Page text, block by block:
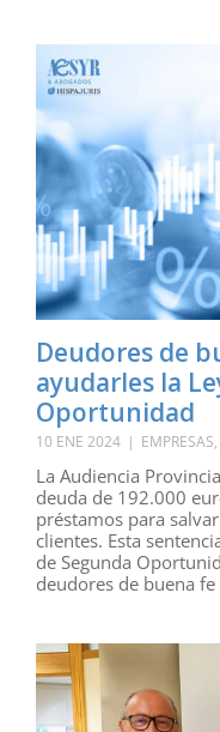
Deudores de
ayudarles la
Oportunidad
10 ENE 2024 | EMPRESAS,
La Audiencia
deuda de 192.000
préstamos para
clientes. Esta
de Segunda
deudores de buena